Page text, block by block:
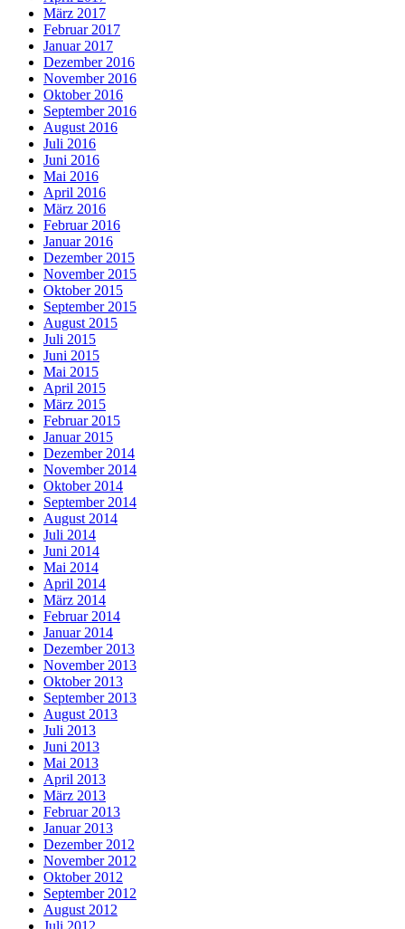
März 2017
Februar 2017
Januar 2017
Dezember 2016
November 2016
Oktober 2016
September 2016
August 2016
Juli 2016
Juni 2016
Mai 2016
April 2016
März 2016
Februar 2016
Januar 2016
Dezember 2015
November 2015
Oktober 2015
September 2015
August 2015
Juli 2015
Juni 2015
Mai 2015
April 2015
März 2015
Februar 2015
Januar 2015
Dezember 2014
November 2014
Oktober 2014
September 2014
August 2014
Juli 2014
Juni 2014
Mai 2014
April 2014
März 2014
Februar 2014
Januar 2014
Dezember 2013
November 2013
Oktober 2013
September 2013
August 2013
Juli 2013
Juni 2013
Mai 2013
April 2013
März 2013
Februar 2013
Januar 2013
Dezember 2012
November 2012
Oktober 2012
September 2012
August 2012